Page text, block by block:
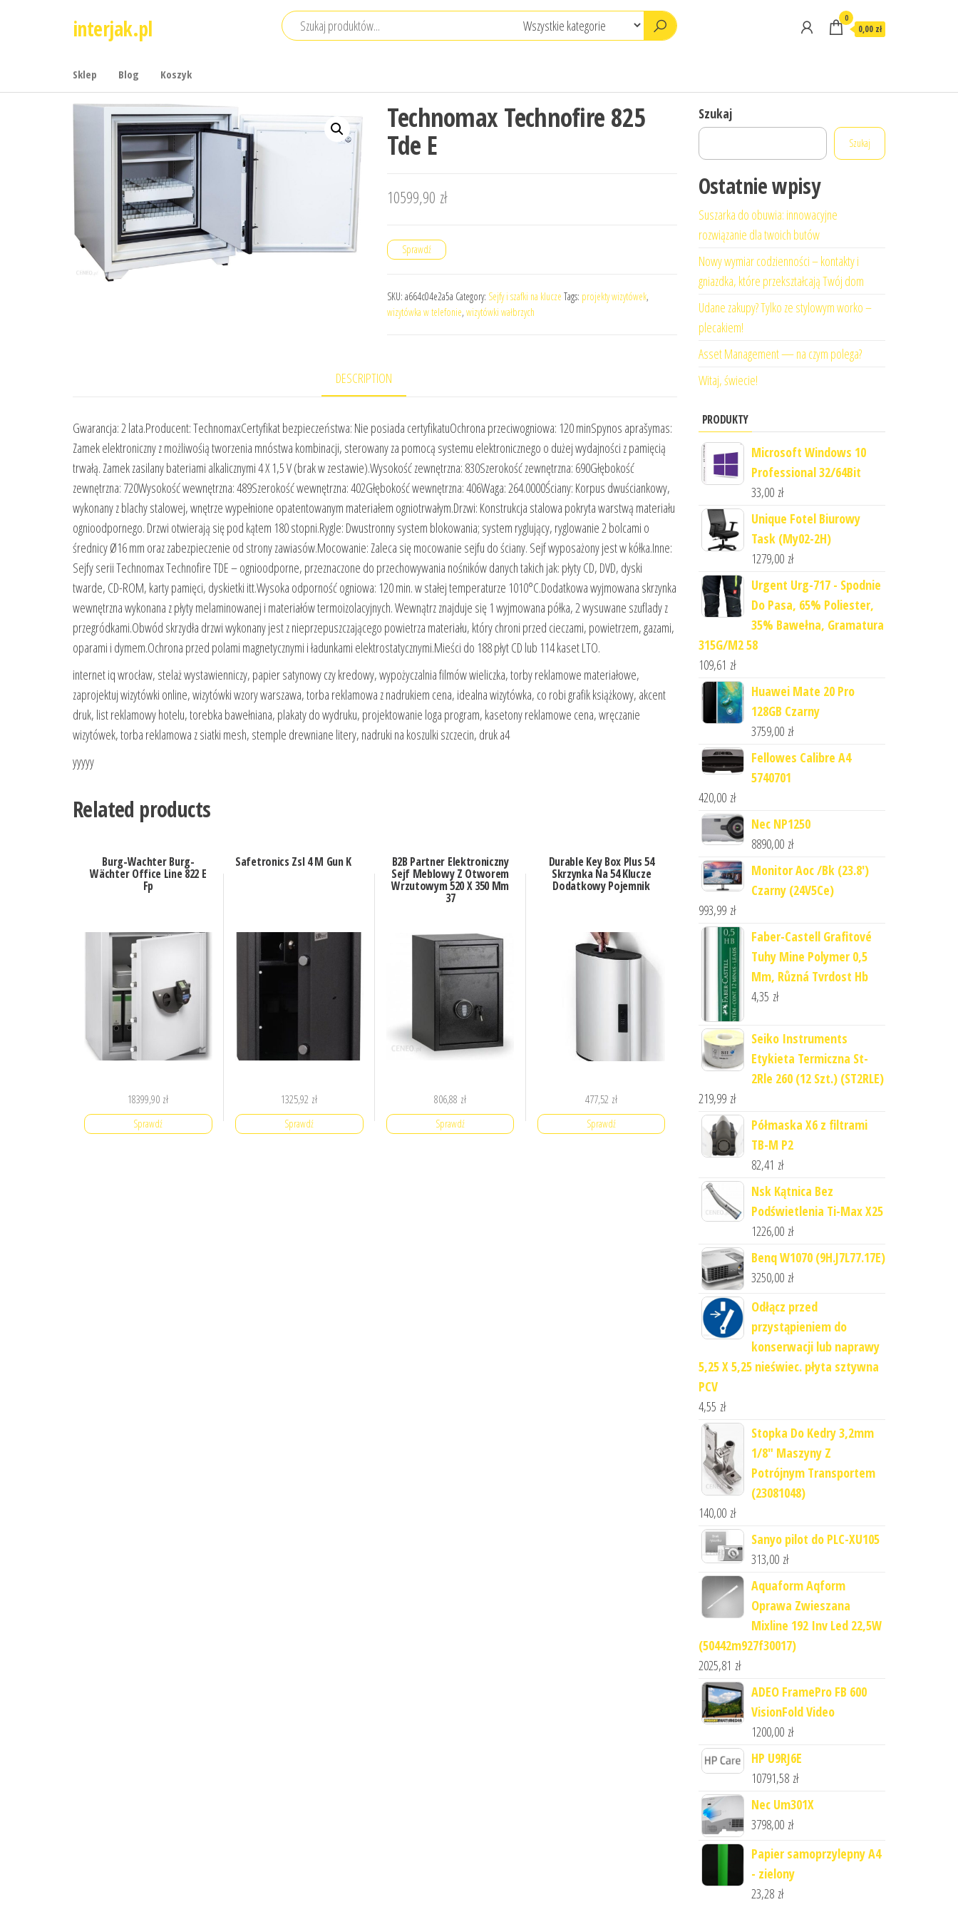
interjak.pl 0
0,00 zł
Sklep Blog Koszyk
Technomax Technofire 825
Tde E
10599,90 zł
Sprawdź
SKU: a664c04e2a5a Category: Sejfy i szafki na klucze Tags: projekty wizytówek,
wizytówka w telefonie, wizytówki wałbrzych
DESCRIPTION
Gwarancja: 2 lata.Producent: TechnomaxCertyfikat bezpieczeństwa: Nie posiada certyfikatuOchrona przeciwogniowa: 120 minSpynos aprašymas:
Zamek elektroniczny z możliwośią tworzenia mnóstwa kombinacji, sterowany za pomocą systemu elektronicznego o dużej wydajności z pamięcią
trwałą. Zamek zasilany bateriami alkalicznymi 4 X 1,5 V (brak w zestawie).Wysokość zewnętrzna: 830Szerokość zewnętrzna: 690Głębokość
zewnętrzna: 720Wysokość wewnętrzna: 489Szerokość wewnętrzna: 402Głębokość wewnętrzna: 406Waga: 264.0000Ściany: Korpus dwuściankowy,
wykonany z blachy stalowej, wnętrze wypełnione opatentowanym materiałem ogniotrwałym.Drzwi: Konstrukcja stalowa pokryta warstwą materiału
ognioodpornego. Drzwi otwierają się pod kątem 180 stopni.Rygle: Dwustronny system blokowania; system ryglujący, ryglowanie 2 bolcami o
średnicy Ø16 mm oraz zabezpieczenie od strony zawiasów.Mocowanie: Zaleca się mocowanie sejfu do ściany. Sejf wyposażony jest w kółka.Inne:
Sejfy serii Technomax Technofire TDE – ognioodporne, przeznaczone do przechowywania nośników danych takich jak: płyty CD, DVD, dyski
twarde, CD-ROM, karty pamięci, dyskietki itt.Wysoka odporność ogniowa: 120 min. w stałej temperaturze 1010°C.Dodatkowa wyjmowana skrzynka
wewnętrzna wykonana z płyty melaminowanej i materiałów termoizolacyjnych. Wewnątrz znajduje się 1 wyjmowana półka, 2 wysuwane szuflady z
przegródkami.Obwód skrzydła drzwi wykonany jest z nieprzepuszczającego powietrza materiału, który chroni przed cieczami, powietrzem, gazami,
oparami i dymem.Ochrona przed polami magnetycznymi i ładunkami elektrostatycznymi.Mieści do 188 płyt CD lub 114 kaset LTO.
internet iq wrocław, stelaż wystawienniczy, papier satynowy czy kredowy, wypożyczalnia filmów wieliczka, torby reklamowe materiałowe,
zaprojektuj wizytówki online, wizytówki wzory warszawa, torba reklamowa z nadrukiem cena, idealna wizytówka, co robi grafik książkowy, akcent
druk, list reklamowy hotelu, torebka bawełniana, plakaty do wydruku, projektowanie loga program, kasetony reklamowe cena, wręczanie
wizytówek, torba reklamowa z siatki mesh, stemple drewniane litery, nadruki na koszulki szczecin, druk a4
yyyyy
Related products
Burg-Wachter Burg-
Wächter Office Line 822 E
Fp
18399,90 zł
Sprawdź
Safetronics Zsl 4 M Gun K
1325,92 zł
Sprawdź
B2B Partner Elektroniczny
Sejf Meblowy Z Otworem
Wrzutowym 520 X 350 Mm
37
806,88 zł
Sprawdź
Durable Key Box Plus 54
Skrzynka Na 54 Klucze
Dodatkowy Pojemnik
477,52 zł
Sprawdź
Szukaj
Szukaj
Ostatnie wpisy
Suszarka do obuwia: innowacyjne
rozwiązanie dla twoich butów
Nowy wymiar codzienności – kontakty i
gniazdka, które przekształcają Twój dom
Udane zakupy? Tylko ze stylowym worko –
plecakiem!
Asset Management — na czym polega?
Witaj, świecie!
PRODUKTY
Microsoft Windows 10
Professional 32/64Bit
33,00 zł
Unique Fotel Biurowy
Task (My02-2H)
1279,00 zł
Urgent Urg-717 - Spodnie
Do Pasa, 65% Poliester,
35% Bawełna, Gramatura
315G/M2 58
109,61 zł
Huawei Mate 20 Pro
128GB Czarny
3759,00 zł
Fellowes Calibre A4
5740701
420,00 zł
Nec NP1250
8890,00 zł
Monitor Aoc /Bk (23.8')
Czarny (24V5Ce)
993,99 zł
Faber-Castell Grafitové
Tuhy Mine Polymer 0,5
Mm, Různá Tvrdost Hb
4,35 zł
Seiko Instruments
Etykieta Termiczna St-
2Rle 260 (12 Szt.) (ST2RLE)
219,99 zł
Półmaska X6 z filtrami
TB-M P2
82,41 zł
Nsk Kątnica Bez
Podświetlenia Ti-Max X25
1226,00 zł
Benq W1070 (9H.J7L77.17E)
3250,00 zł
Odłącz przed
przystąpieniem do
konserwacji lub naprawy
5,25 X 5,25 nieświec. płyta sztywna
PCV
4,55 zł
Stopka Do Kedry 3,2mm
1/8" Maszyny Z
Potrójnym Transportem
(23081048)
140,00 zł
Sanyo pilot do PLC-XU105
313,00 zł
Aquaform Aqform
Oprawa Zwieszana
Mixline 192 Inv Led 22,5W
(50442m927f30017)
2025,81 zł
ADEO FramePro FB 600
VisionFold Video
1200,00 zł
HP U9RJ6E
10791,58 zł
Nec Um301X
3798,00 zł
Papier samoprzylepny A4
- zielony
23,28 zł